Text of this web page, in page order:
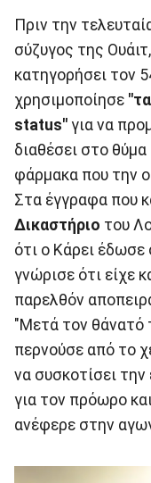
Πριν την
σύζυγος της Ουάιτ,
κατηγορήσει τον
χρησιμοποίησε
status" για να
διαθέσει στο
φάρμακα που την
Στα έγγραφα που
Δικαστήριο του
ότι ο Κάρει έδωσε
γνώρισε ότι είχε
παρελθόν
"Μετά τον θάνατό
περνούσε από το
να συσκοτίσει
για τον πρόωρο
ανέφερε στην